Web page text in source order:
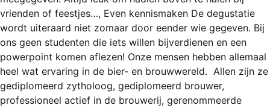
Topmenu
INLOGGEN
REGISTREREN
AGENDA
CONTACT
vrienden of feestjes…, Even kennismaken De degustatie
wordt uiteraard niet zomaar door eender wie gegeven. Bij
ons geen studenten die iets willen bijverdienen en een
powerpoint komen aflezen! Onze mensen hebben allemaal
heel wat ervaring in de bier- en brouwwereld. Allen zijn ze
gediplomeerd zytholoog, gediplomeerd brouwer,
professioneel actief in de brouwerij, gerenommeerde